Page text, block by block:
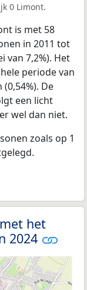
0 Limont.
is met 58
in 2011 tot
van 7,2%). Het
periode van
De
een licht
wel dan niet.
zoals op 1
het
2024